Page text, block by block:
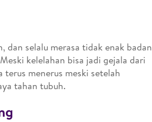
dan selalu merasa tidak enak badan
kelelahan bisa jadi gejala dari
menerus meski setelah
tahan tubuh.